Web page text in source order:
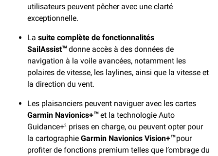
utilisateurs peuvent pêcher avec une clarté
exceptionnelle.
La suite complète de fonctionnalités
SailAssist™donne accès à des données de
navigation à la voile avancées, notamment les
polaires de vitesse, les laylines, ainsi que la vitesse et
la direction du vent.
Les plaisanciers peuvent naviguer avec les cartes
Garmin Navionics+™ et la technologie Auto
Guidance+2 prises en charge, ou peuvent opter pour
la cartographie Garmin Navionics Vision+™ pour
profiter de fonctions premium telles que l’ombrage du